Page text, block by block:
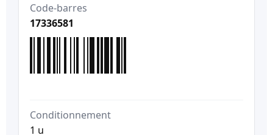
Code-barres
17336581
Conditionnement
1 u